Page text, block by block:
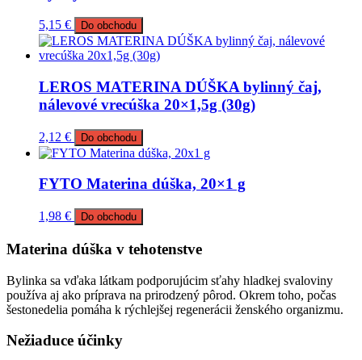
5,15 € Do obchodu
LEROS MATERINA DÚŠKA bylinný čaj,
nálevové vrecúška 20×1,5g (30g)
2,12 € Do obchodu
FYTO Materina dúška, 20×1 g
1,98 € Do obchodu
Materina dúška v tehotenstve
Bylinka sa vďaka látkam podporujúcim sťahy hladkej svaloviny
používa aj ako príprava na prirodzený pôrod. Okrem toho, počas
šestonedelia pomáha k rýchlejšej regenerácii ženského organizmu.
Nežiaduce účinky